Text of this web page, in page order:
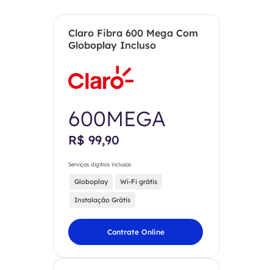
Claro Fibra 600 Mega Com
Globoplay Incluso
600MEGA
R$ 99,90
Serviços digitais inclusos
Globoplay Wi-Fi grátis
Instalação Grátis
Contrate Online